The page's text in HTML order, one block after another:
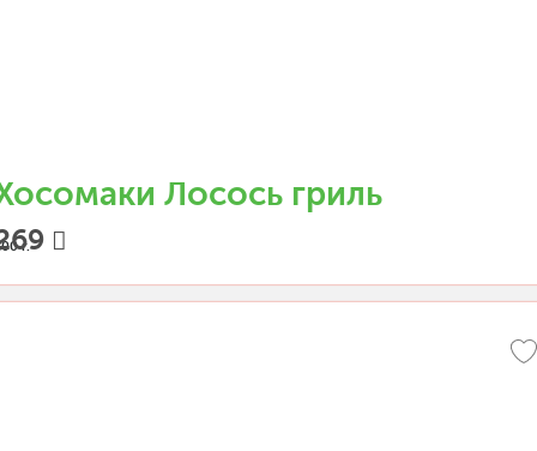
Лосось гриль
г.